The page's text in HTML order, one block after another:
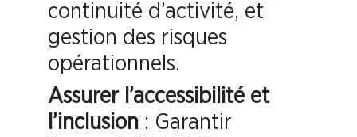
continuité d’activité, et
gestion des risques
opérationnels.
Assurer l’accessibilité et
l’inclusion : Garantir